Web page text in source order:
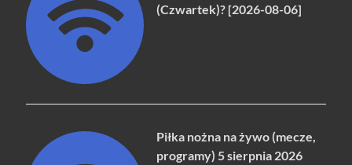
(Czwartek)? [2026-08-06]
Piłka nożna na żywo (mecze,
programy) 5 sierpnia 2026